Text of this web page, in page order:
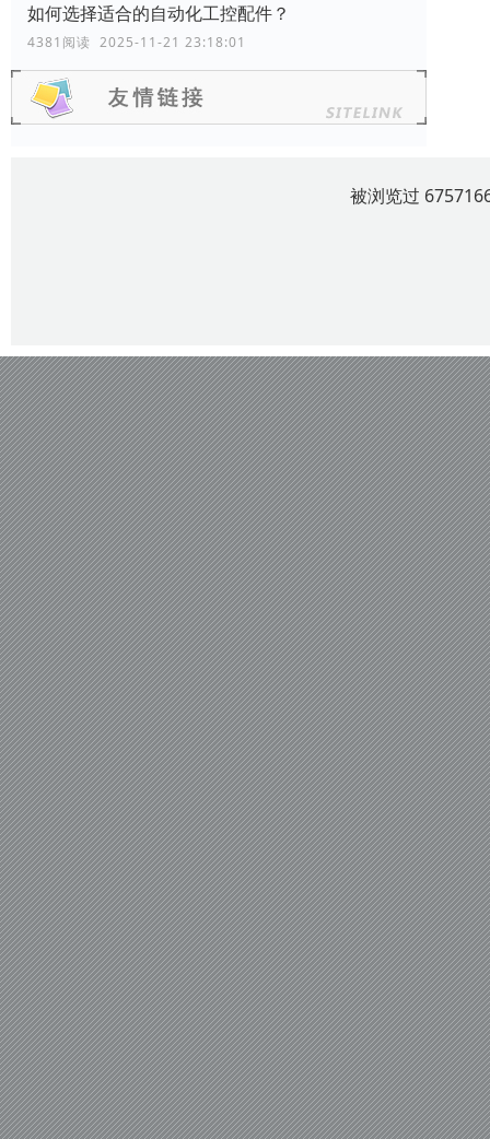
如何选择适合的自动化工控配件？
4381阅读 2025-11-21 23:18:01
被浏览过